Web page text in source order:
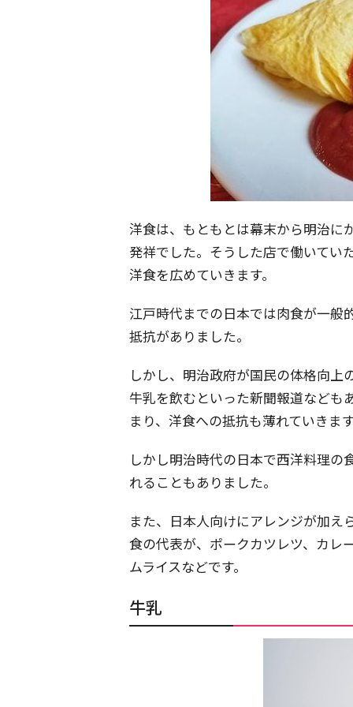
洋食は、もともとは幕末から明治に
発祥でした。そうした店で働いてい
洋食を広めていきます。
江戸時代までの日本では肉食が一般
抵抗がありました。
しかし、明治政府が国民の体格向
牛乳を飲むといった新聞報道なども
まり、洋食への抵抗も薄れていきま
しかし明治時代の日本で西洋料理
れることもありました。
また、日本人向けにアレンジが加え
食の代表が、ポークカツレツ、カレ
ムライスなどです。
牛乳